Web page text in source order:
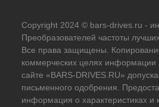
Copyright 2024 © bars-drives.ru -
Преобразователей частоты
Все права защищены.
коммерческих целях информации
сайте «BARS-DRIVES.RU»
письменного одобрения.
информация о характеристиках и